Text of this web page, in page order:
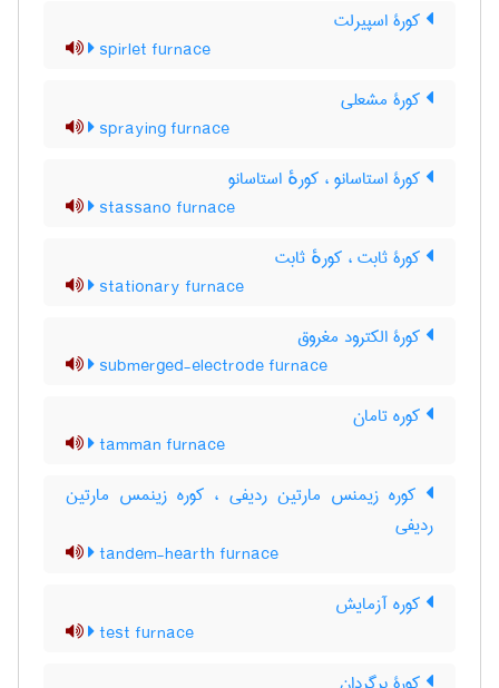
کورۀ اسپیرلت
spirlet furnace
کورۀ مشعلی
spraying furnace
کورۀ استاسانو ، کورهٔ استاسانو
stassano furnace
کورۀ ثابت ، کورهٔ ثابت
stationary furnace
کورۀ الکترود مغروق
submerged-electrode furnace
کوره تامان
tamman furnace
کوره زیمنس مارتین ردیفی ، کوره زینمس مارتین
ردیفی
tandem-hearth furnace
کوره آزمایش
test furnace